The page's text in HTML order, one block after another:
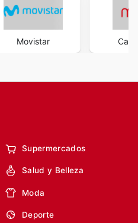
Movistar
Supermercados
Salud y Belleza
Moda
Deporte